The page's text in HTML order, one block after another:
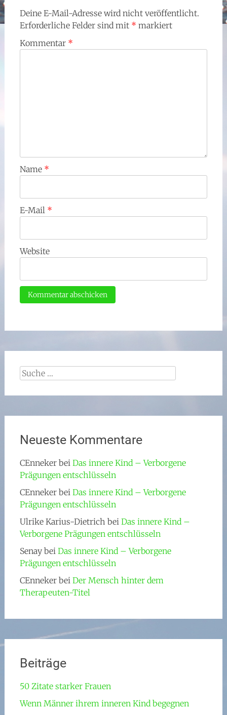
Deine E-Mail-Adresse wird nicht veröffentlicht.
Erforderliche Felder sind mit * markiert
Kommentar *
Name *
E-Mail *
Website
Suche
Neueste Kommentare
CEnnekerbei Das innere Kind – Verborgene
Prägungen entschlüsseln
CEnnekerbei Das innere Kind – Verborgene
Prägungen entschlüsseln
Ulrike Karius-Dietrich bei Das innere Kind –
Verborgene Prägungen entschlüsseln
Senaybei Das innere Kind – Verborgene
Prägungen entschlüsseln
CEnnekerbei Der Mensch hinter dem
Therapeuten-Titel
Beiträge
50 Zitate starker Frauen
Wenn Männer ihrem inneren Kind begegnen